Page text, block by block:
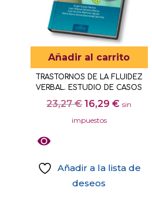
Añadir al carrito
TRASTORNOS DE LA FLUIDEZ
VERBAL. ESTUDIO DE CASOS
23,27€El
precio
23,27 €.
16,29€El
16,29 €.
sin
impuestos
Añadir a la lista de
deseos